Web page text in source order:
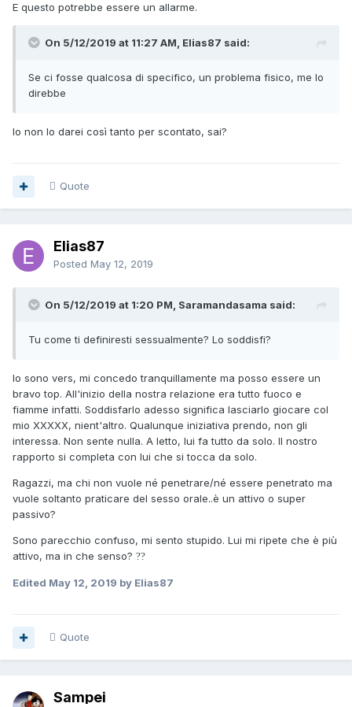
E questo potrebbe essere un allarme.
On 5/12/2019 at 11:27 AM, Elias87 said:
Se ci fosse qualcosa di specifico, un problema fisico, me lo
direbbe
Io non lo darei così tanto per scontato, sai?
Quote
Elias87
Posted May 12, 2019
On 5/12/2019 at 1:20 PM, Saramandasama said:
Tu come ti definiresti sessualmente? Lo soddisfi?
Io sono vers, mi concedo tranquillamente ma posso essere un
bravo top. All'inizio della nostra relazione era tutto fuoco e
fiamme infatti. Soddisfarlo adesso significa lasciarlo giocare col
mio XXXXX, nient'altro. Qualunque iniziativa prendo, non gli
interessa. Non sente nulla. A letto, lui fa tutto da solo. Il nostro
rapporto si completa con lui che si tocca da solo.
Ragazzi, ma chi non vuole né penetrare/né essere penetrato ma
vuole soltanto praticare del sesso orale..è un attivo o super
passivo?
Sono parecchio confuso, mi sento stupido. Lui mi ripete che è più
attivo, ma in che senso? ??
Edited May 12, 2019 by Elias87
Quote
Sampei